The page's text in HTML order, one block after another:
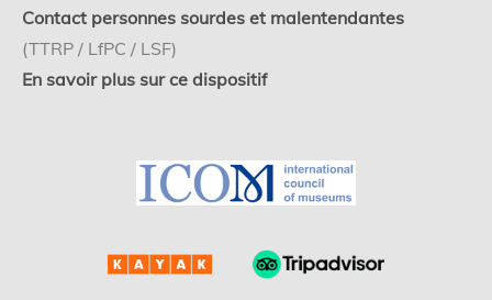
Contact personnes sourdes et malentendantes
(TTRP / LfPC / LSF)
En savoir plus sur ce dispositif